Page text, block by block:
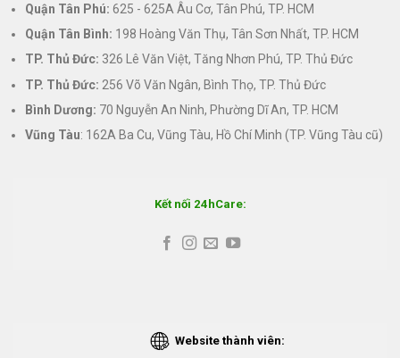
Quận Tân Phú: 625 - 625A Âu Cơ, Tân Phú, TP. HCM
Quận Tân Bình: 198 Hoàng Văn Thụ, Tân Sơn Nhất, TP. HCM
TP. Thủ Đức: 326 Lê Văn Việt, Tăng Nhơn Phú, TP. Thủ Đức
TP. Thủ Đức: 256 Võ Văn Ngân, Bình Thọ, TP. Thủ Đức
Bình Dương: 70 Nguyễn An Ninh, Phường Dĩ An, TP. HCM
Vũng Tàu: 162A Ba Cu, Vũng Tàu, Hồ Chí Minh (TP. Vũng Tàu cũ)
Kết nối 24hCare:
Website thành viên: